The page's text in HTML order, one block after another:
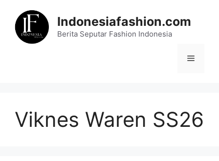
content
Indonesiafashion.com
Berita Seputar Fashion Indonesia
Menu
Viknes Waren SS26